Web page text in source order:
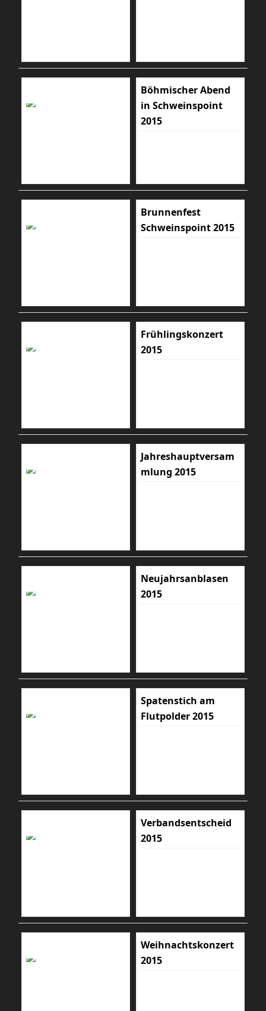
Böhmischer Abend
in Schweinspoint
2015
Brunnenfest
Schweinspoint 2015
Frühlingskonzert
2015
Jahreshauptversam
mlung 2015
Neujahrsanblasen
2015
Spatenstich am
Flutpolder 2015
Verbandsentscheid
2015
Weihnachtskonzert
2015